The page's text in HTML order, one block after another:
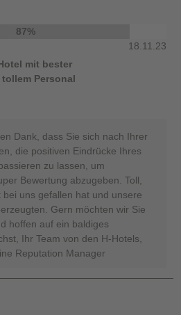
87%
18.11.23
mit bester
Personal
Dank, dass Sie sich nach Ihrer
die positiven Eindrücke Ihres
zu lassen, um
Bewertung abzugeben. Toll,
uns gefallen hat und unsere
Gern möchten wir Sie
hoffen auf ein baldiges
Ihr Team von den H-Hotels,
Reputation Manager